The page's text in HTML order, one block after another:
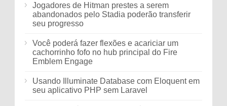
Jogadores de Hitman prestes a serem
abandonados pelo Stadia poderão transferir
seu progresso
Você poderá fazer flexões e acariciar um
cachorrinho fofo no hub principal do Fire
Emblem Engage
Usando Illuminate Database com Eloquent em
seu aplicativo PHP sem Laravel